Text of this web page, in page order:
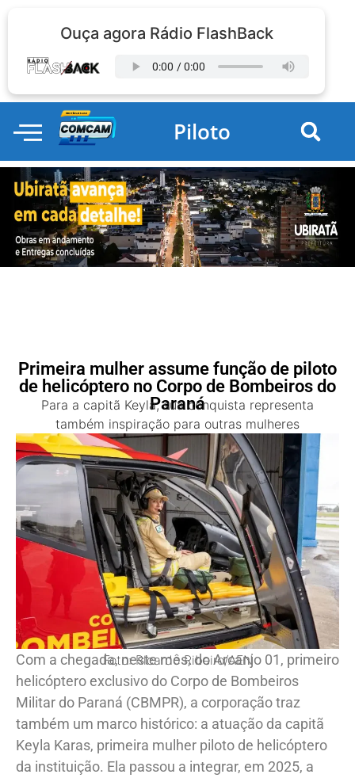
Ouça agora Rádio FlashBack
Piloto
Primeira mulher assume função de piloto
de helicóptero no Corpo de Bombeiros do
Paraná
Para a capitã Keyla, sua conquista representa
também inspiração para outras mulheres
Foto: Ricardo Ribeiro/AEN
Com a chegada, neste mês, do Arcanjo 01, primeiro
helicóptero exclusivo do Corpo de Bombeiros
Militar do Paraná (CBMPR), a corporação traz
também um marco histórico: a atuação da capitã
Keyla Karas, primeira mulher piloto de helicóptero
da instituição. Ela passou a integrar, em 2025, a